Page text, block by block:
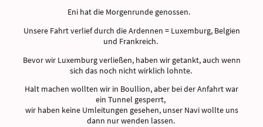
Eni hat die Morgenrunde genossen.
Unsere Fahrt verlief durch die Ardennen = Luxemburg, Belgien
und Frankreich.
Bevor wir Luxemburg verließen, haben wir getankt, auch wenn
sich das noch nicht wirklich lohnte.
Halt machen wollten wir in Boullion, aber bei der Anfahrt war
ein Tunnel gesperrt,
wir haben keine Umleitungen gesehen, unser Navi wollte uns
dann nur wenden lassen.